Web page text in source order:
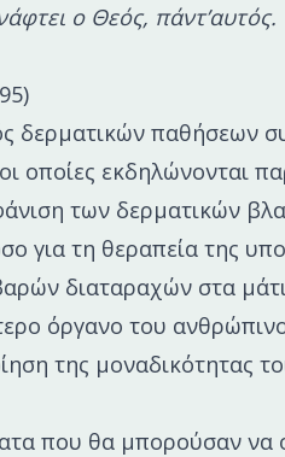
ο Θεός, πάντ’αυτός.
δερματικών παθήσεων
οποίες εκδηλώνονται
των δερματικών
για τη θεραπεία της
διαταραχών στα
όργανο του
της μοναδικότητας
που θα μπορούσαν να